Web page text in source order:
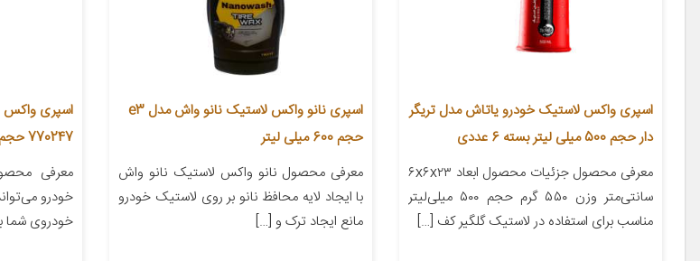
اسپری واکس لاستیک خودرو یاتاش مدل تریگر
دار حجم 500 میلی لیتر بسته 6 عددی
معرفی محصول جزئیات محصول ابعاد ۶x۶x۲۳
سانتی‌متر وزن ۵۵۰ گرم حجم ۵۰۰ میلی‌لیتر
مناسب برای استفاده در لاستیک گلگیر کف […]
اسپری نانو واکس لاستیک نانو واش مدل e3
حجم 600 میلی لیتر
معرفی محصول نانو واکس لاستیک نانو واش
با ایجاد لایه محافظ نانو بر روی لاستیک خودرو
مانع ایجاد ترک و […]
اسپری واکس
770247 حجم 300 میلی لیتر
معرفی
خودرو
خودروی شما